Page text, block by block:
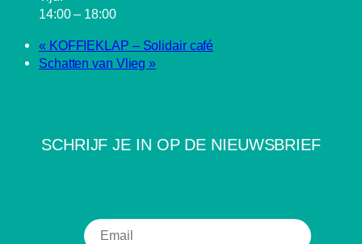
14:00 – 18:00
« KOFFIEKLAP – Solidair café
Schatten van Vlieg»
SCHRIJF JE IN OP DE NIEUWSBRIEF